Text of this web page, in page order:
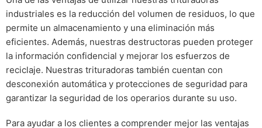
industriales es la reducción del volumen de residuos, lo que
permite un almacenamiento y una eliminación más
eficientes. Además, nuestras destructoras pueden proteger
la información confidencial y mejorar los esfuerzos de
reciclaje. Nuestras trituradoras también cuentan con
desconexión automática y protecciones de seguridad para
garantizar la seguridad de los operarios durante su uso.
Para ayudar a los clientes a comprender mejor las ventajas